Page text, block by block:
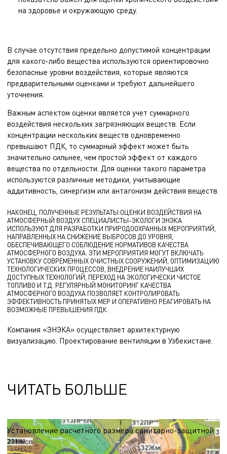
на здоровье и окружающую среду.
В случае отсутствия предельно допустимой концентрации
для какого-либо вещества используются ориентировочно
безопасные уровни воздействия, которые являются
предварительными оценками и требуют дальнейшего
уточнения.
Важным аспектом оценки является учет суммарного
воздействия нескольких загрязняющих веществ. Если
концентрации нескольких веществ одновременно
превышают ПДК, то суммарный эффект может быть
значительно сильнее, чем простой эффект от каждого
вещества по отдельности. Для оценки такого параметра
используются различные методики, учитывающие
аддитивность, синергизм или антагонизм действия веществ.
НАКОНЕЦ, ПОЛУЧЕННЫЕ РЕЗУЛЬТАТЫ ОЦЕНКИ ВОЗДЕЙСТВИЯ НА
АТМОСФЕРНЫЙ ВОЗДУХ СПЕЦИАЛИСТЫ-ЭКОЛОГИ ЭНЭКА
ИСПОЛЬЗУЮТ ДЛЯ РАЗРАБОТКИ ПРИРОДООХРАННЫХ МЕРОПРИЯТИЙ,
НАПРАВЛЕННЫХ НА СНИЖЕНИЕ ВЫБРОСОВ ДО УРОВНЯ,
ОБЕСПЕЧИВАЮЩЕГО СОБЛЮДЕНИЕ НОРМАТИВОВ КАЧЕСТВА
АТМОСФЕРНОГО ВОЗДУХА. ЭТИ МЕРОПРИЯТИЯ МОГУТ ВКЛЮЧАТЬ
УСТАНОВКУ СОВРЕМЕННЫХ ОЧИСТНЫХ СООРУЖЕНИЙ, ОПТИМИЗАЦИЮ
ТЕХНОЛОГИЧЕСКИХ ПРОЦЕССОВ, ВНЕДРЕНИЕ НАИЛУЧШИХ
ДОСТУПНЫХ ТЕХНОЛОГИЙ, ПЕРЕХОД НА ЭКОЛОГИЧЕСКИ ЧИСТОЕ
ТОПЛИВО И Т.Д. РЕГУЛЯРНЫЙ МОНИТОРИНГ КАЧЕСТВА
АТМОСФЕРНОГО ВОЗДУХА ПОЗВОЛЯЕТ КОНТРОЛИРОВАТЬ
ЭФФЕКТИВНОСТЬ ПРИНЯТЫХ МЕР И ОПЕРАТИВНО РЕАГИРОВАТЬ НА
ВОЗМОЖНЫЕ ПРЕВЫШЕНИЯ ПДК.
Компания «ЭНЭКА» осуществляет архитектурную
визуализацию Проектирование вентиляции в Узбекистане.
ЧИТАТЬ БОЛЬШЕ
Установление расчетного размера санитарно-защитной
зоны
Санитарно-защитная зона является буферной территорией,